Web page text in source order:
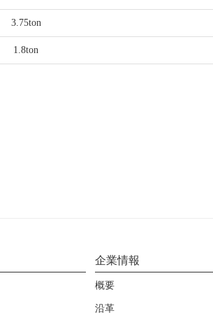
3.75ton
1.8ton
企業情報
概要
沿革